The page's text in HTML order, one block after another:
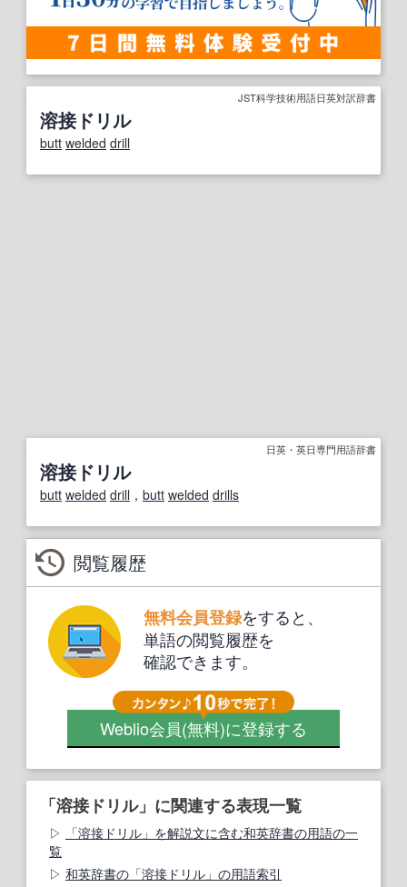
JST科学技術用語日英対訳辞書
溶接ドリル
butt welded drill
日英・英日専門用語辞書
溶接ドリル
butt welded drill ， butt welded drills
閲覧履歴
無料会員登録をすると、
単語の閲覧履歴を
確認できます。
Weblio会員(無料)に登録する
「溶接ドリル」に関連する表現一覧
「溶接ドリル」を解説文に含む和英辞書の用語の一
覧
和英辞書の「溶接ドリル」の用語索引